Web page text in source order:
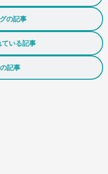
の記事
ている記事
記事